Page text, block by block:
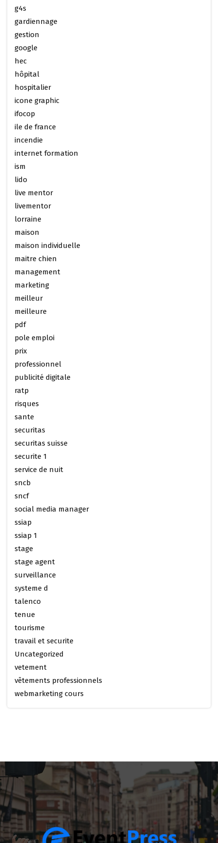
g4s
gardiennage
gestion
google
hec
hôpital
hospitalier
icone graphic
ifocop
ile de france
incendie
internet formation
ism
lido
live mentor
livementor
lorraine
maison
maison individuelle
maitre chien
management
marketing
meilleur
meilleure
pdf
pole emploi
prix
professionnel
publicité digitale
ratp
risques
sante
securitas
securitas suisse
securite 1
service de nuit
sncb
sncf
social media manager
ssiap
ssiap 1
stage
stage agent
surveillance
systeme d
talenco
tenue
tourisme
travail et securite
Uncategorized
vetement
vêtements professionnels
webmarketing cours